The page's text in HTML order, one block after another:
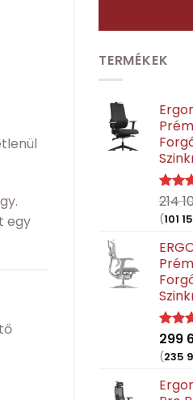
egy
TERMÉKEK
5.00
214
(101
5.00
299
(235